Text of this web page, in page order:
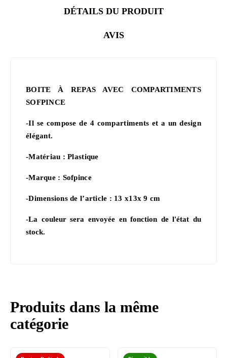
DÉTAILS DU PRODUIT
AVIS
BOITE À REPAS AVEC COMPARTIMENTS
SOFPINCE
-Il se compose de 4 compartiments et a un design
élégant.
-Matériau : Plastique
-Marque : Sofpince
-Dimensions de l’article : 13 x13x 9 cm
-La couleur sera envoyée en fonction de l'état du
stock.
Produits dans la même
catégorie